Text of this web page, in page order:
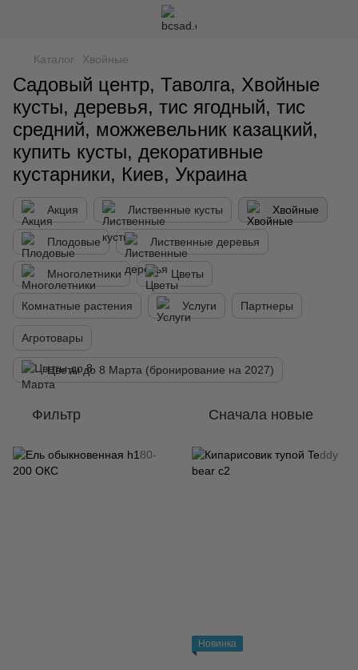
Каталог Хвойные
Садовый центр, Таволга, Хвойные
кусты, деревья, тис ягодный, тис
средний, можжевельник казацкий,
купить кусты, декоративные
кустарники, Киев, Украина
Акция Лиственные кусты Хвойные
Плодовые Лиственные деревья
Многолетники Цветы
Комнатные растения Услуги Партнеры
Агротовары
Цветы до 8 Марта (бронирование на 2027)
Фильтр Сначала новые
Новинка